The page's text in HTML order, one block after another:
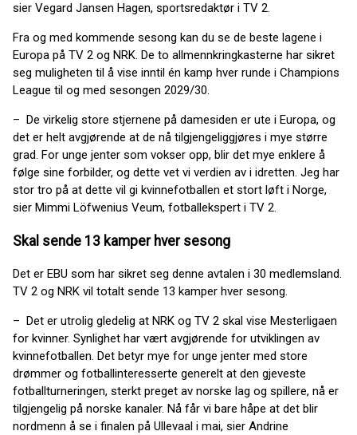
sier Vegard Jansen Hagen, sportsredaktør i TV 2.
Fra og med kommende sesong kan du se de beste lagene i
Europa på TV 2 og NRK. De to allmennkringkasterne har sikret
seg muligheten til å vise inntil én kamp hver runde i Champions
League til og med sesongen 2029/30.
– De virkelig store stjernene på damesiden er ute i Europa, og
det er helt avgjørende at de nå tilgjengeliggjøres i mye større
grad. For unge jenter som vokser opp, blir det mye enklere å
følge sine forbilder, og dette vet vi verdien av i idretten. Jeg har
stor tro på at dette vil gi kvinnefotballen et stort løft i Norge,
sier Mimmi Löfwenius Veum, fotballekspert i TV 2.
Skal sende 13 kamper hver sesong
Det er EBU som har sikret seg denne avtalen i 30 medlemsland.
TV 2 og NRK vil totalt sende 13 kamper hver sesong.
– Det er utrolig gledelig at NRK og TV 2 skal vise Mesterligaen
for kvinner. Synlighet har vært avgjørende for utviklingen av
kvinnefotballen. Det betyr mye for unge jenter med store
drømmer og fotballinteresserte generelt at den gjeveste
fotballturneringen, sterkt preget av norske lag og spillere, nå er
tilgjengelig på norske kanaler. Nå får vi bare håpe at det blir
nordmenn å se i finalen på Ullevaal i mai, sier Andrine